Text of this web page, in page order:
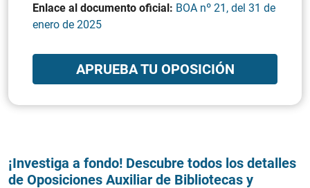
Enlace al documento oficial: BOA nº 21, del 31 de
enero de 2025
APRUEBA TU OPOSICIÓN
¡Investiga a fondo! Descubre todos los detalles
de Oposiciones Auxiliar de Bibliotecas y